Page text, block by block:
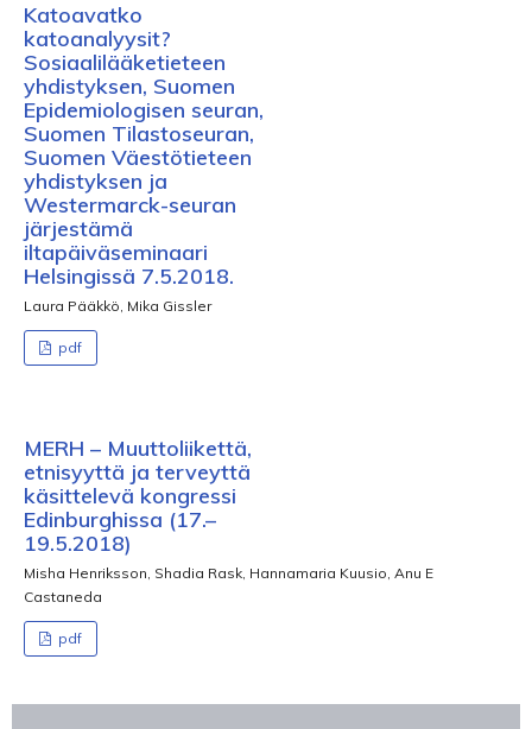
Katoavatko
katoanalyysit?
Sosiaalilääketieteen
yhdistyksen, Suomen
Epidemiologisen seuran,
Suomen Tilastoseuran,
Suomen Väestötieteen
yhdistyksen ja
Westermarck-seuran
järjestämä
iltapäiväseminaari
Helsingissä 7.5.2018.
Laura Pääkkö, Mika Gissler
pdf
MERH – Muuttoliikettä,
etnisyyttä ja terveyttä
käsittelevä kongressi
Edinburghissa (17.–
19.5.2018)
Misha Henriksson, Shadia Rask, Hannamaria Kuusio, Anu E
Castaneda
pdf